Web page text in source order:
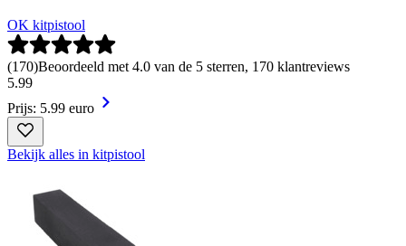
OK kitpistool
(170)Beoordeeld met 4.0 van de 5 sterren, 170 klantreviews
5.99
Prijs: 5.99 euro
Bekijk alles in kitpistool